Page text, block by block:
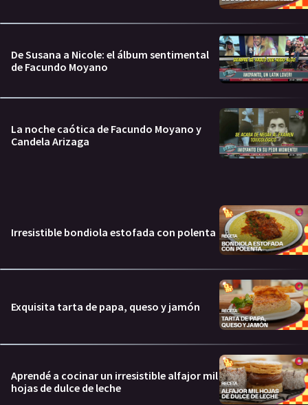
De Susana a Nicole: el álbum sentimental
de Facundo Moyano
La noche caótica de Facundo Moyano y
Candela Arizaga
Irresistible bondiola estofada con polenta
Exquisita tarta de papa, queso y jamón
Aprendé a cocinar un irresistible alfajor mil
hojas de dulce de leche